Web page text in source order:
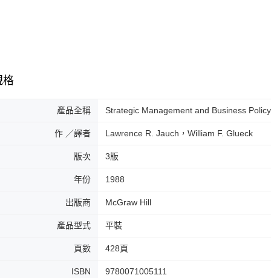
格
產品全稱 Strategic Management and Business Policy
作 ／譯者 Lawrence R. Jauch，William F. Glueck
版次 3版
年份 1988
出版商 McGraw Hill
產品型式 平裝
頁數 428頁
ISBN 9780071005111